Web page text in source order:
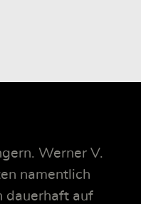
Werner V.
namentlich
dauerhaft auf